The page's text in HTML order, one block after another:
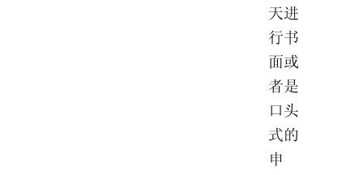
天进
行书
面或
者是
口头
式的
申